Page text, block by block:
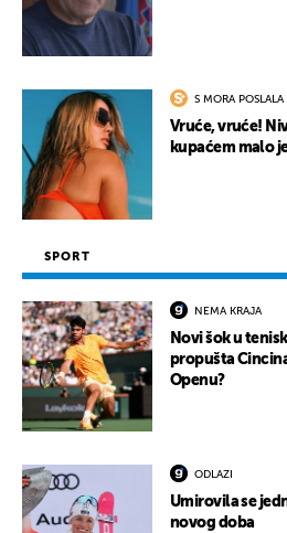
S MORA POSLALA
Vruće, vruće!
kupaćem malo
SPORT
NEMA KRAJA
Novi šok u
propušta
Openu?
ODLAZI
Umirovila se
novog doba